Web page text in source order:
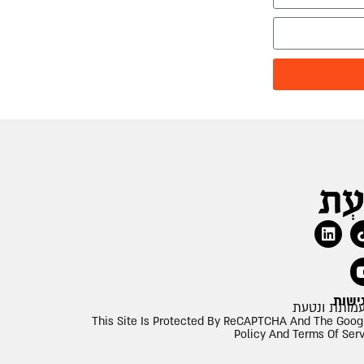
This Site Is Protected By ReCAPTCHA And The
Policy And Terms Of